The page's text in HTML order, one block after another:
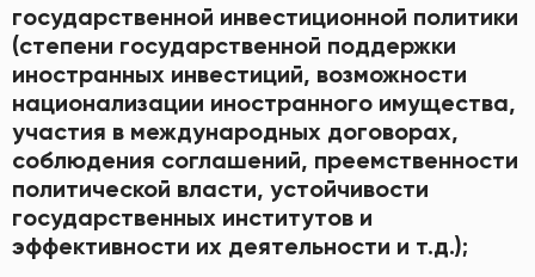
государственной инвестиционной политики
(степени государственной поддержки
иностранных инвестиций, возможности
национализации иностранного имущества,
участия в международных договорах,
соблюдения соглашений, преемственности
политической власти, устойчивости
государственных институтов и
эффективности их деятельности и т.д.);